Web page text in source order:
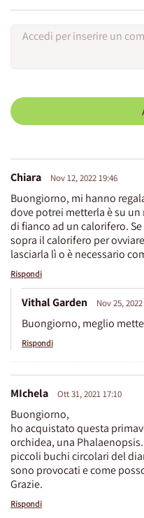
Chiara Nov 12, 2022 19:46
Buongiorno, mi hanno
dove potrei metterla è su
di fianco ad un calorifero.
sopra il calorifero per
lasciarla lì o è necessario
Rispondi
Vithal Garden Nov 25,
Buongiorno, meglio
Rispondi
MIchela Ott 31, 2021 17:10
Buongiorno,
ho acquistato questa
orchidea, una
piccoli buchi circolari del
sono provocati e come
Grazie.
Rispondi